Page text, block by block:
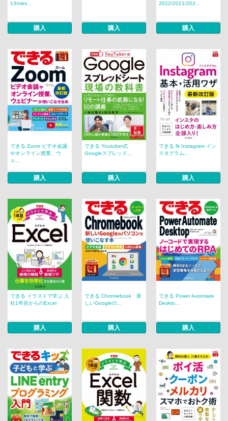
13/mini...
購入 購入
2022/2021/202...
購入
できる Zoom ビデオ会議
やオンライン授業、ウ
ェ...
購入
できる Youtuber式
Googleスプレッド...
購入
できる fit Instagram イン
スタグラム...
購入
できる イラストで学ぶ 入
社1年目からのExcel
購入
できる Chromebook 新
しいGoogleの...
購入
できる Power Automate
Deskto...
購入